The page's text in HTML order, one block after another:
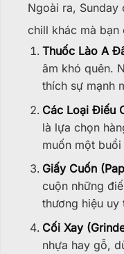
Ngoài ra,
chill khác mà bạn
Thuốc Lào A
âm khó quên.
thích sự mạnh
Các Loại Điếu
là lựa chọn
muốn một
Giấy Cuốn
cuộn những
thương hiệu uy
Cối Xay
nhựa hay gỗ,